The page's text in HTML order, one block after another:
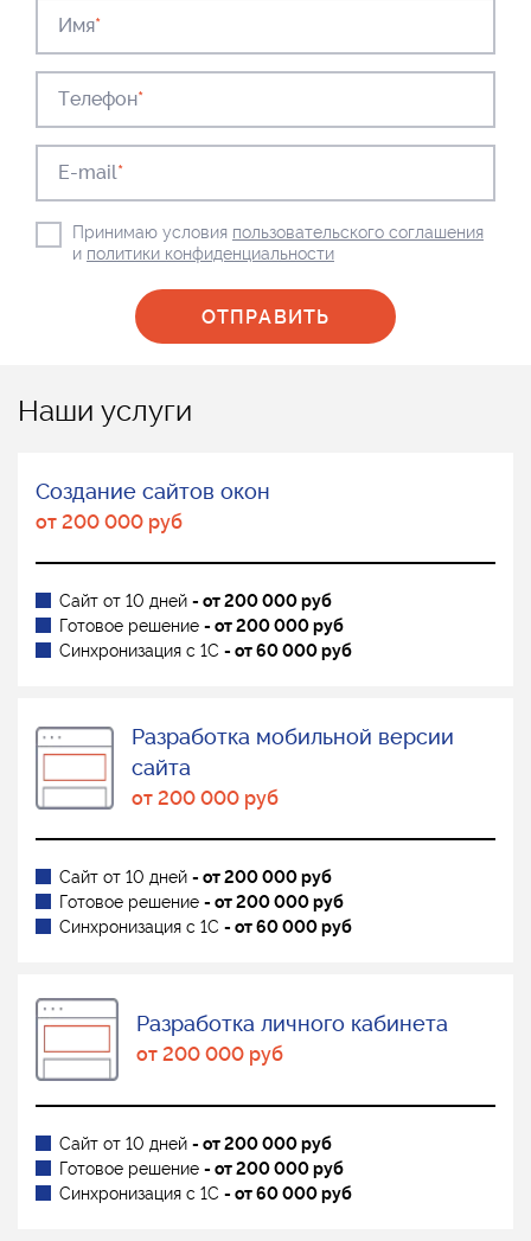
Имя*
Телефон*
E-mail*
Принимаю условия пользовательского соглашения
и политики конфиденциальности
Наши услуги
Создание сайтов окон
от 200 000 руб
Сайт от 10 дней - от 200 000 руб
Готовое решение - от 200 000 руб
Синхронизация с 1С - от 60 000 руб
Разработка мобильной версии
сайта
от 200 000 руб
Сайт от 10 дней - от 200 000 руб
Готовое решение - от 200 000 руб
Синхронизация с 1С - от 60 000 руб
Разработка личного кабинета
от 200 000 руб
Сайт от 10 дней - от 200 000 руб
Готовое решение - от 200 000 руб
Синхронизация с 1С - от 60 000 руб